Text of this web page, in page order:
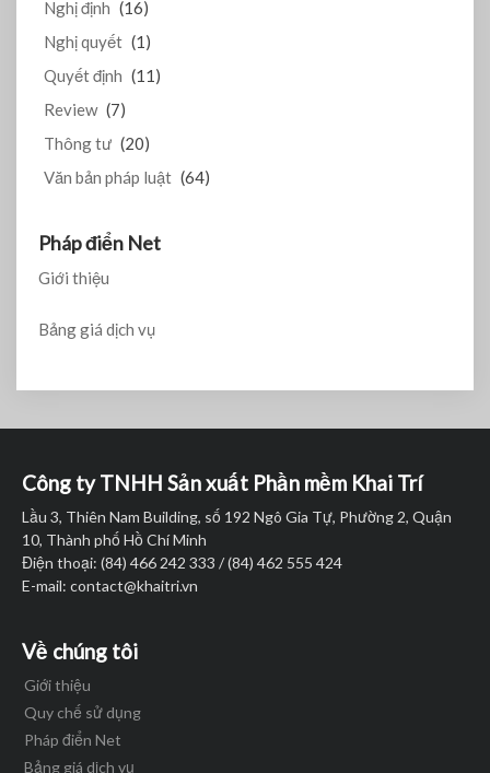
Nghị định (16)
Nghị quyết (1)
Quyết định (11)
Review (7)
Thông tư (20)
Văn bản pháp luật (64)
Pháp điển Net
Giới thiệu
Bảng giá dịch vụ
Công ty TNHH Sản xuất Phần mềm Khai Trí
Lầu 3, Thiên Nam Building, số 192 Ngô Gia Tự, Phường 2, Quận
10, Thành phố Hồ Chí Minh
Điện thoại: (84) 466 242 333 / (84) 462 555 424
E-mail: contact@khaitri.vn
Về chúng tôi
Giới thiệu
Quy chế sử dụng
Pháp điển Net
Bảng giá dịch vụ